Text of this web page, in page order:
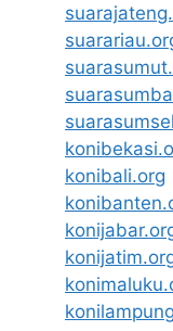
konibali.org